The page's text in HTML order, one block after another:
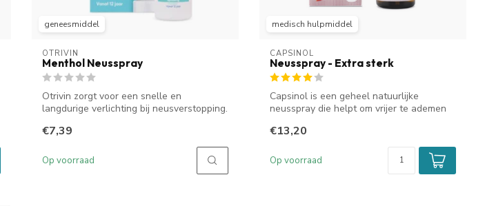
geneesmiddel
OTRIVIN
Menthol Neusspray
Otrivin zorgt voor een snelle en
langdurige verlichting bij neusverstopping.
€7,39
Op voorraad
medisch hulpmiddel
CAPSINOL
Neusspray - Extra sterk
Capsinol is een geheel natuurlijke
neusspray die helpt om vrijer te ademen
€13,20
Op voorraad